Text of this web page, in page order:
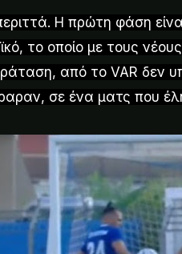
Η πρώτη φάση
το οποίο με τους
από το VAR δεν
σε ένα ματς που